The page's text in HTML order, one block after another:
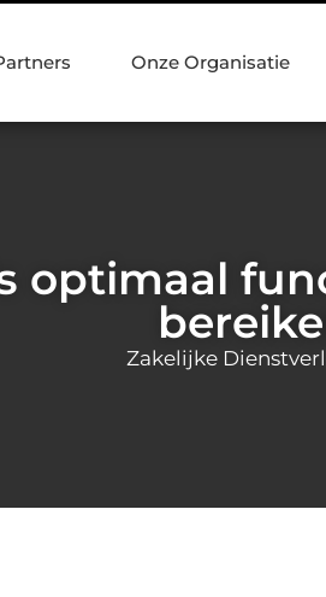
Onze Organisatie
optimaal
Zakelijke